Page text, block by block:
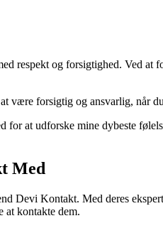
respekt og forsigtighed. Ved at
forsigtig og ansvarlig, når
at udforske mine dybeste
Med
Devi Kontakt. Med deres
kontakte dem.